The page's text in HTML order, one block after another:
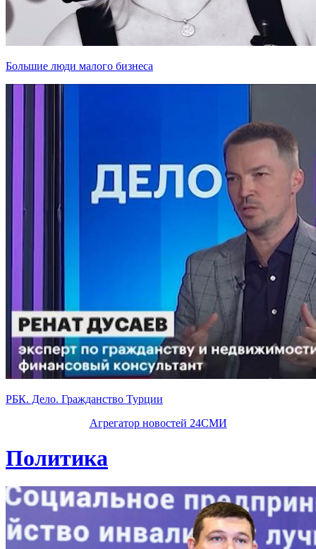
Большие люди малого бизнеса
РБК. Дело. Гражданство Турции
Агрегатор новостей 24СМИ
Политика